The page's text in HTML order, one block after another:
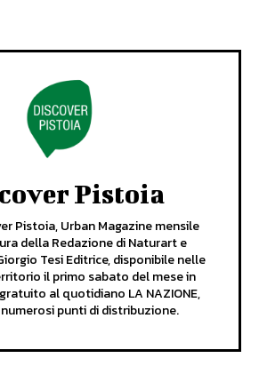
Pistoia
Pistoia, Urban Magazine mensile
della Redazione di Naturart e
Tesi Editrice, disponibile nelle
il primo sabato del mese in
al quotidiano LA NAZIONE,
punti di distribuzione.